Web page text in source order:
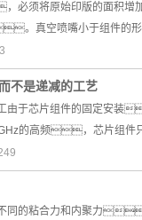
必须将原始印版的面积
。真空喷嘴小于组件
不是递减的工艺
于芯片组件的固定安装
的高频，芯片组件
同的粘合力和内聚力